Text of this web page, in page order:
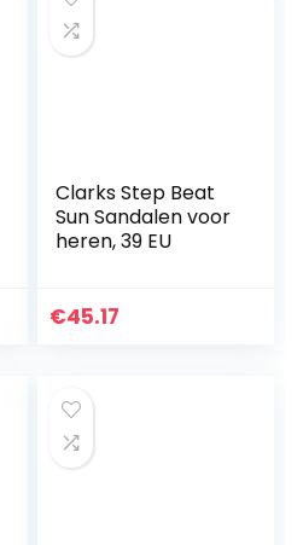
Clarks Step Beat
Sun Sandalen voor
heren, 39 EU
€45.17